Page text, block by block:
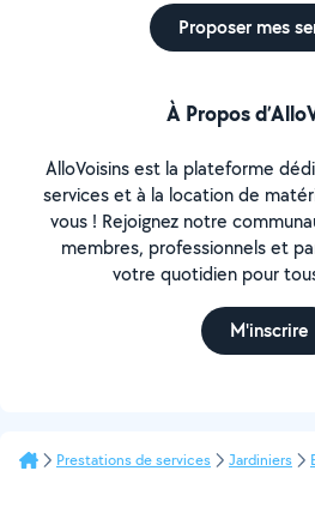
Proposer mes
À Propos
AlloVoisins est la plateforme
services et à la location de
vous ! Rejoignez notre
membres, professionnels et
votre quotidien pour
M'inscrire
Prestations de services Jardiniers